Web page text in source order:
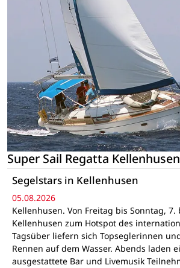
Super Sail Regatta Kellenhusen
Segelstars in Kellenhusen
05.08.2026
Kellenhusen. Von Freitag bis Sonntag,
Kellenhusen zum Hotspot des
Tagsüber liefern sich Topseglerinnen
Rennen auf dem Wasser. Abends laden
ausgestattete Bar und Livemusik